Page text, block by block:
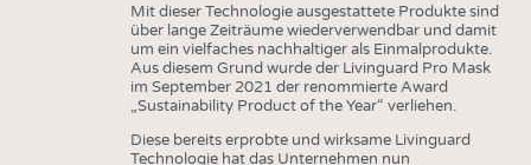
Mit dieser Technologie ausgestattete Produkte sind
über lange Zeiträume wiederverwendbar und damit
um ein vielfaches nachhaltiger als Einmalprodukte.
Aus diesem Grund wurde der Livinguard Pro Mask
im September 2021 der renommierte Award
„Sustainability Product of the Year“ verliehen.
Diese bereits erprobte und wirksame Livinguard
Technologie hat das Unternehmen nun